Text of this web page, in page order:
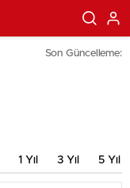
Son Güncelleme:
1 Yıl 3 Yıl 5 Yıl